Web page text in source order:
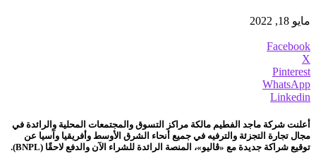
مايو 18, 2022
Facebook
X
Pinterest
WhatsApp
Linkedin
أعلنت شركة ماجد الفطيم مالكة مراكز التسوق والمجتمعات المحلية والرائدة في
مجال تجارة التجزئة والترفيه في جميع أنحاء الشرق الأوسط وأفريقيا وآسيا عن
توقيع شراكة جديدة مع «ڤاليو»، المنصة الرائدة للشراء الآن والدفع لاحقًا (BNPL
).